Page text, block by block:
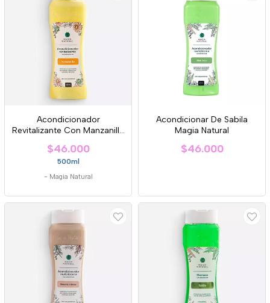
Acondicionador
Revitalizante Con Manzanilla
$46.000
500ml
- Magia Natural
Acondicionar De Sabila
Magia Natural
$46.000